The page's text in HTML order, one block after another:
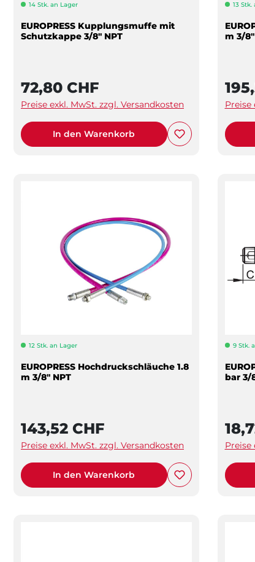
14 Stk. an Lager
EUROPRESS Kupplungsmuffe mit
Schutzkappe 3/8" NPT
72,80 CHF
Preise exkl. MwSt. zzgl. Versandkosten
In den Warenkorb
13 Stk.
m 3/8"
Preise
12 Stk. an Lager
EUROPRESS Hochdruckschläuche 1.8
m 3/8" NPT
143,52 CHF
Preise exkl. MwSt. zzgl. Versandkosten
In den Warenkorb
9 Stk.
bar 3/
Preise